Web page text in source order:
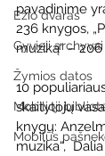
Ežio dvaras
Gyvieji archyvai
Žymios datos
Mobilioji
Mobilūs
pavadinime
236 knygos,
muziką“ –
10
skaitytojų
knygų:
muzika“,  Dalia